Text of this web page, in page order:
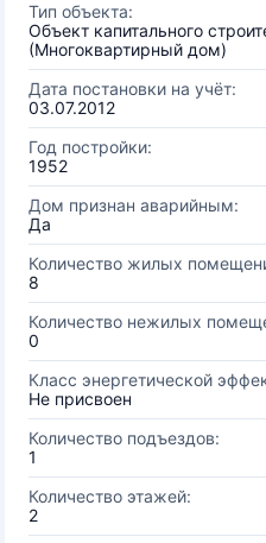
Тип объекта:
Объект капитального
(Многоквартирный дом)
Дата постановки на учёт:
03.07.2012
Год постройки:
1952
Дом признан аварийным:
Да
Количество жилых
8
Количество нежилых
0
Класс энергетической
Не присвоен
Количество подъездов:
1
Количество этажей:
2